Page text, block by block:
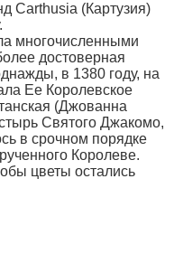
Carthusia (Картузия)
многочисленными
достоверная
в 1380 году, на
Ее Королевское
(Джованна
Святого Джакомо,
в срочном порядке
Королеве.
цветы остались
напитала особый